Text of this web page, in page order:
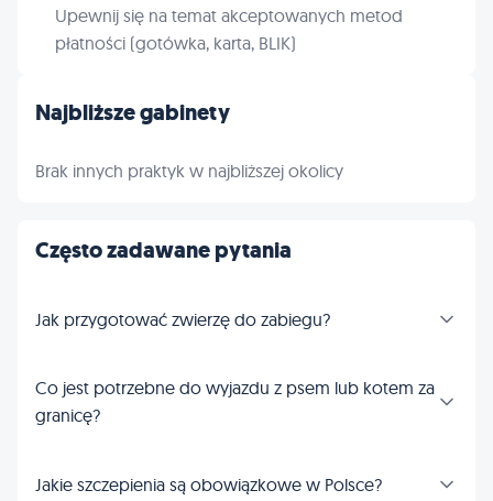
Najbliższe gabinety
Brak innych praktyk w najbliższej okolicy
Często zadawane pytania
Jak przygotować zwierzę do zabiegu?
Co jest potrzebne do wyjazdu z psem lub kotem za
granicę?
Jakie szczepienia są obowiązkowe w Polsce?
Upewnij się na temat akceptowanych metod
płatności (gotówka, karta, BLIK)